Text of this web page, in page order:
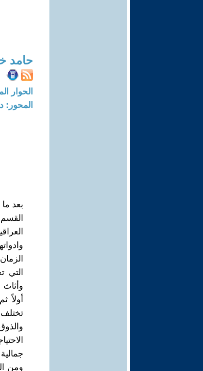
حامد
الحوار المتمدن-
المحور:
بعد
التي
وأثاث
أولاً
تختلف
ومن